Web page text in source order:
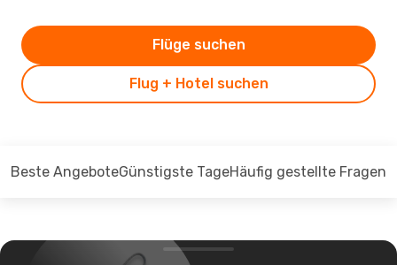
Flug + Hotel suchen
Flüge suchen
Beste AngeboteGünstigste TageHäufig gestellte Fragen